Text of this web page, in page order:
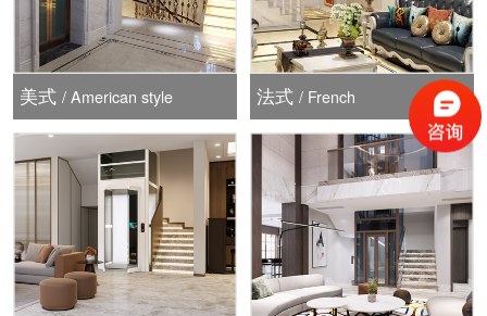
美式 / American style 法式 / French